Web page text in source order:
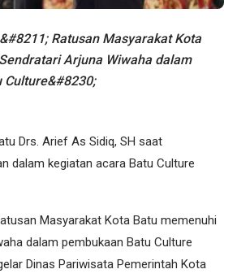
Ratusan Masyarakat Kota
Arjuna Wiwaha dalam
Culture&#8230;
Drs. Arief As Sidiq, SH saat
dalam kegiatan acara Batu Culture
Masyarakat Kota Batu memenuhi
dalam pembukaan Batu Culture
Dinas Pariwisata Pemerintah Kota